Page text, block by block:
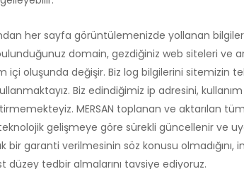
her sayfa görüntülemenizde yollanan
domain, gezdiğiniz web siteleri ve
içi oluşunda değişir. Biz log bilgilerini sitemizin
Biz edindiğimiz ip adresini,
MERSAN toplanan ve aktarılan tüm
gelişmeye göre sürekli güncellenir ve
garanti verilmesinin söz konusu olmadığını,
düzey tedbir almalarını tavsiye ediyoruz.